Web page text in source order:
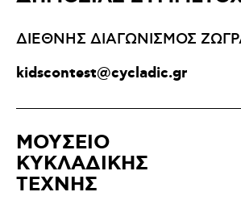
ΔΙΕΘΝΗΣ ΔΙΑΓΩΝΙΣΜΟΣ
kidscontest@cycladic.gr
ΜΟΥΣΕΙΟ
ΚΥΚΛΑΔΙΚΗΣ
ΤΕΧΝΗΣ